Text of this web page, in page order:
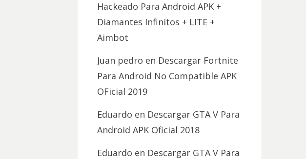
Hackeado Para Android APK +
Diamantes Infinitos + LITE +
Aimbot
Juan pedro en Descargar Fortnite
Para Android No Compatible APK
OFicial 2019
Eduardo en Descargar GTA V Para
Android APK Oficial 2018
Eduardo en Descargar GTA V Para